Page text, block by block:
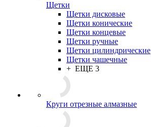
Щетки
Щетки дисковые
Щетки конические
Щетки концевые
Щетки ручные
Щетки цилиндрические
Щетки чашечные
+ ЕЩЕ 3
Круги отрезные алмазные